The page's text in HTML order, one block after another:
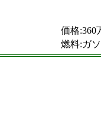
価格:360
燃料:ガ